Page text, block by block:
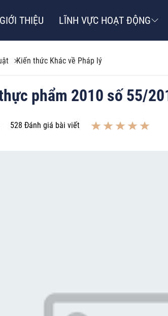
GIỚI THIỆU LĨNH VỰC HOẠT ĐỘNG
Kiến thức Khác về Pháp lý
phẩm 2010 số 55/
528 Đánh giá bài viết